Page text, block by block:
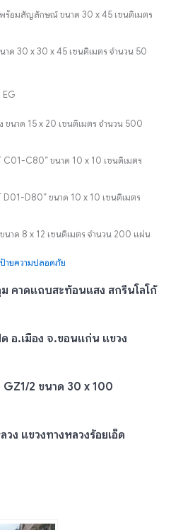
พร้อมสัญลักษณ์ ขนาด 30 x 45 เซนติเมตร
ด 30 x 30 x 45 เซนติเมตร จำนวน 50
EG
ขนาด 15 x 20 เซนติเมตร จำนวน 500
C01-C80” ขนาด 10 x 10 เซนติเมตร
D01-D80” ขนาด 10 x 10 เซนติเมตร
ขนาด 8 x 12 เซนติเมตร จำนวน 200 แผ่น
ป้ายความปลอดภัย
คาดแถบสะท้อนแสง สกรีนโลโก้
อ.เมือง จ.ขอนแก่น แขวง
2 ขนาด 30 x 100
ง แขวงทางหลวงร้อยเอ็ด